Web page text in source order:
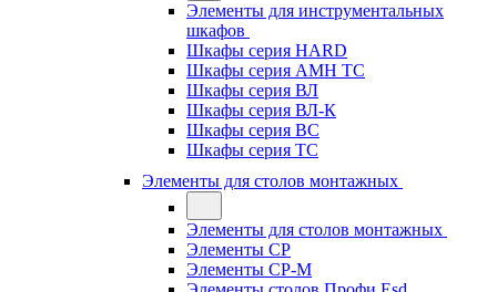
Элементы для инструментальных
шкафов
Шкафы серия HARD
Шкафы серия АМН ТС
Шкафы серия ВЛ
Шкафы серия ВЛ-К
Шкафы серия ВС
Шкафы серия ТС
Элементы для столов монтажных
Элементы для столов монтажных
Элементы СР
Элементы СР-М